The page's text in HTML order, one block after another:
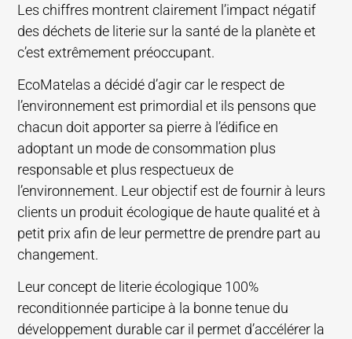
Les chiffres montrent clairement l’impact négatif
des déchets de literie sur la santé de la planète et
c’est extrêmement préoccupant.
EcoMatelas a décidé d’agir car le respect de
l’environnement est primordial et ils pensons que
chacun doit apporter sa pierre à l’édifice en
adoptant un mode de consommation plus
responsable et plus respectueux de
l’environnement. Leur objectif est de fournir à leurs
clients un produit écologique de haute qualité et à
petit prix afin de leur permettre de prendre part au
changement.
Leur concept de literie écologique 100%
reconditionnée participe à la bonne tenue du
développement durable car il permet d’accélérer la